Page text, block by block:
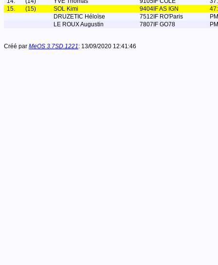
15.
(15) SOL Kimi 9404IF AS IGN
DRUZETIC Héloïse
7512IF RO'Paris
PM
LE ROUX Augustin
7807IF GO78 PM
Créé par MeOS 3.7SD.1221: 13/09/2020 12:41:46